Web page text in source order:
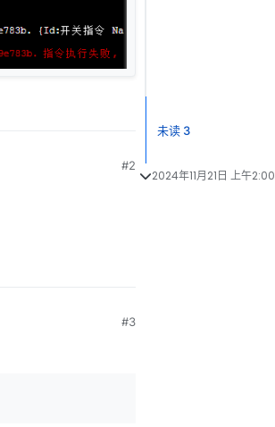
#2
#3
未读 3
2024年11月21日 上午2:00